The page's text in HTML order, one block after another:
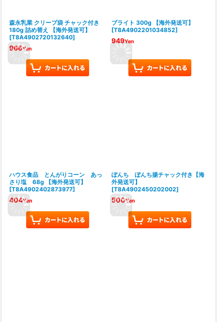
森永乳業 クリープ袋 チャック付き
180g 詰め替え 【海外発送可】
[T8A4902720132640]
966Yen
ブライト 300g 【海外発送可】
[T8A4902201034852]
949Yen
ハウス食品 とんがりコーン あっ
さり塩 68g 【海外発送可】
[T8A4902402873977]
404Yen
ぼんち ぼんち揚チャック付き【海
外発送可】
[T8A4902450202002]
500Yen